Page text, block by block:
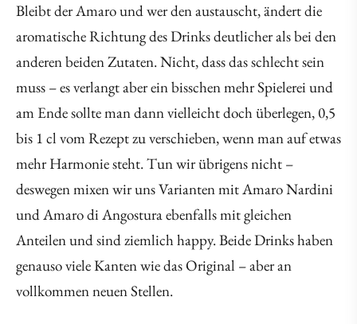
Bleibt der Amaro und wer den austauscht, ändert die
aromatische Richtung des Drinks deutlicher als bei den
anderen beiden Zutaten. Nicht, dass das schlecht sein
muss – es verlangt aber ein bisschen mehr Spielerei und
am Ende sollte man dann vielleicht doch überlegen, 0,5
bis 1 cl vom Rezept zu verschieben, wenn man auf etwas
mehr Harmonie steht. Tun wir übrigens nicht –
deswegen mixen wir uns Varianten mit Amaro Nardini
und Amaro di Angostura ebenfalls mit gleichen
Anteilen und sind ziemlich happy. Beide Drinks haben
genauso viele Kanten wie das Original – aber an
vollkommen neuen Stellen.